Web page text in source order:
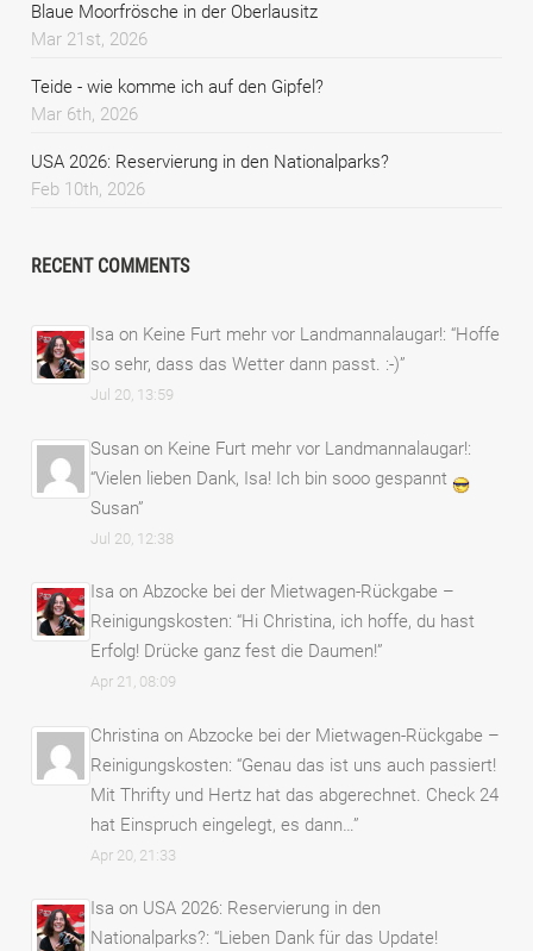
Blaue Moorfrösche in der Oberlausitz
Mar 21st, 2026
Teide - wie komme ich auf den Gipfel?
Mar 6th, 2026
USA 2026: Reservierung in den Nationalparks?
Feb 10th, 2026
RECENT COMMENTS
Isa on Keine Furt mehr vor Landmannalaugar!: “Hoffe
so sehr, dass das Wetter dann passt. :-)”
Jul 20, 13:59
Susan on Keine Furt mehr vor Landmannalaugar!:
“Vielen lieben Dank, Isa! Ich bin sooo gespannt
Susan”
Jul 20, 12:38
Isa onAbzocke bei der Mietwagen-Rückgabe –
Reinigungskosten: “Hi Christina, ich hoffe, du hast
Erfolg! Drücke ganz fest die Daumen!”
Apr 21, 08:09
Christina onAbzocke bei der Mietwagen-Rückgabe –
Reinigungskosten: “Genau das ist uns auch passiert!
Mit Thrifty und Hertz hat das abgerechnet. Check 24
hat Einspruch eingelegt, es dann…”
Apr 20, 21:33
Isa on USA 2026: Reservierung in den
Nationalparks?: “Lieben Dank für das Update!